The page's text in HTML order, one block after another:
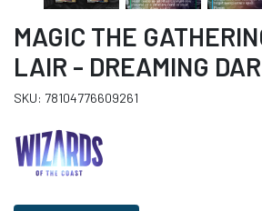
MAGIC THE
LAIR - DREAMING
SKU: 78104776609261